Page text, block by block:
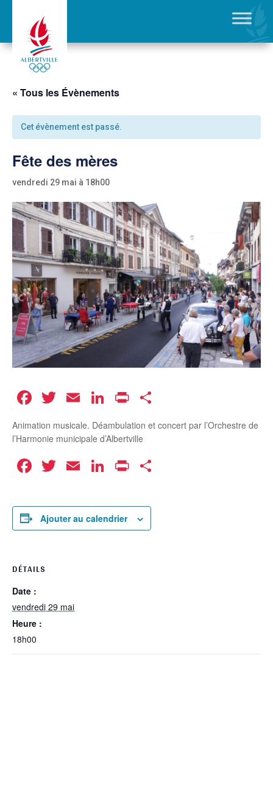
« Tous les Évènements
Cet évènement est passé.
Fête des mères
vendredi 29 mai à 18h00
Facebook
Twitter
EmailLinkedIn
Print
Animation musicale. Déambulation et concert par l’Orchestre de
l’Harmonie municipale d’Albertville
Facebook
Twitter
EmailLinkedIn
Print
Ajouter au calendrier
DÉTAILS
Date :
vendredi 29 mai
Heure :
18h00